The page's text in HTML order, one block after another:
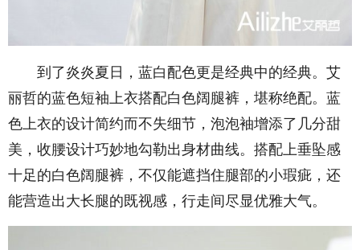
到了炎炎夏日，蓝白配色更是经典中的经典。艾
丽哲的蓝色短袖上衣搭配白色阔腿裤，堪称绝配。蓝
色上衣的设计简约而不失细节，泡泡袖增添了几分甜
美，收腰设计巧妙地勾勒出身材曲线。搭配上垂坠感
十足的白色阔腿裤，不仅能遮挡住腿部的小瑕疵，还
能营造出大长腿的既视感，行走间尽显优雅大气。